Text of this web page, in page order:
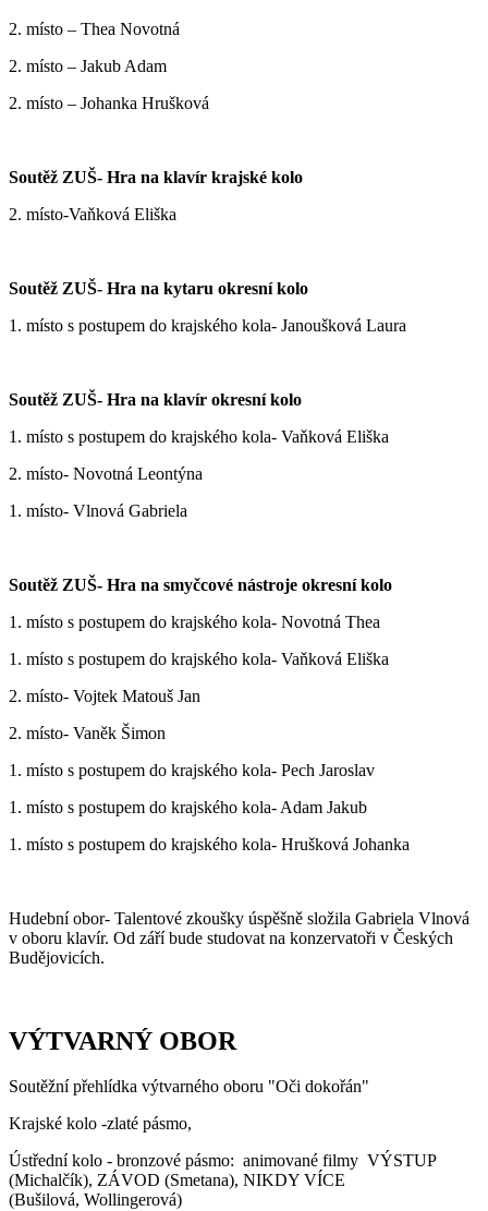
2. místo – Thea Novotná
2. místo – Jakub Adam
2. místo – Johanka Hrušková
Soutěž ZUŠ- Hra na klavír krajské kolo
2. místo-Vaňková Eliška
Soutěž ZUŠ- Hra na kytaru okresní kolo
1. místo s postupem do krajského kola- Janoušková Laura
Soutěž ZUŠ- Hra na klavír okresní kolo
1. místo s postupem do krajského kola- Vaňková Eliška
2. místo- Novotná Leontýna
1. místo- Vlnová Gabriela
Soutěž ZUŠ- Hra na smyčcové nástroje okresní kolo
1. místo s postupem do krajského kola- Novotná Thea
1. místo s postupem do krajského kola- Vaňková Eliška
2. místo- Vojtek Matouš Jan
2. místo- Vaněk Šimon
1. místo s postupem do krajského kola- Pech Jaroslav
1. místo s postupem do krajského kola- Adam Jakub
1. místo s postupem do krajského kola- Hrušková Johanka
Hudební obor- Talentové zkoušky úspěšně složila Gabriela Vlnová
v oboru klavír. Od září bude studovat na konzervatoři v Českých
Budějovicích.
VÝTVARNÝ OBOR
Soutěžní přehlídka výtvarného oboru "Oči dokořán"
Krajské kolo -zlaté pásmo,
Ústřední kolo - bronzové pásmo: animované filmy VÝSTUP
(Michalčík), ZÁVOD (Smetana), NIKDY VÍCE
(Bušilová, Wollingerová)